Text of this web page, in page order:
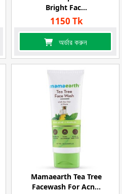
Bright Fac...
1150 Tk
অর্ডার করুন
Mamaearth Tea Tree
Facewash For Acn...